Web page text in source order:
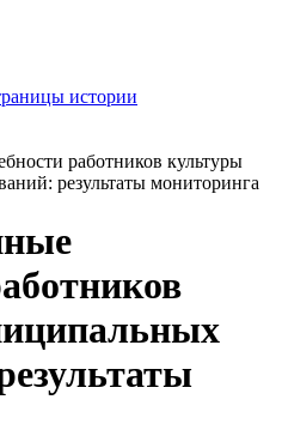
истории
работников культуры
результаты мониторинга